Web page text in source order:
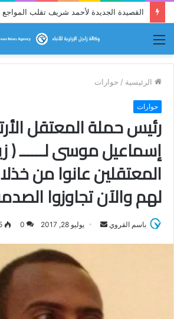
الحدود بين السودان وإرتريا آمنة
الرئيسية / حوارات
حوارات
رئيس حملة المعتقل
إسماعيل موسى لــــــ (
المعتقلين عانوا من
لهم والآن تجاوزوا
باسم القروي
ر
ي
يوليو 28, 2017 0